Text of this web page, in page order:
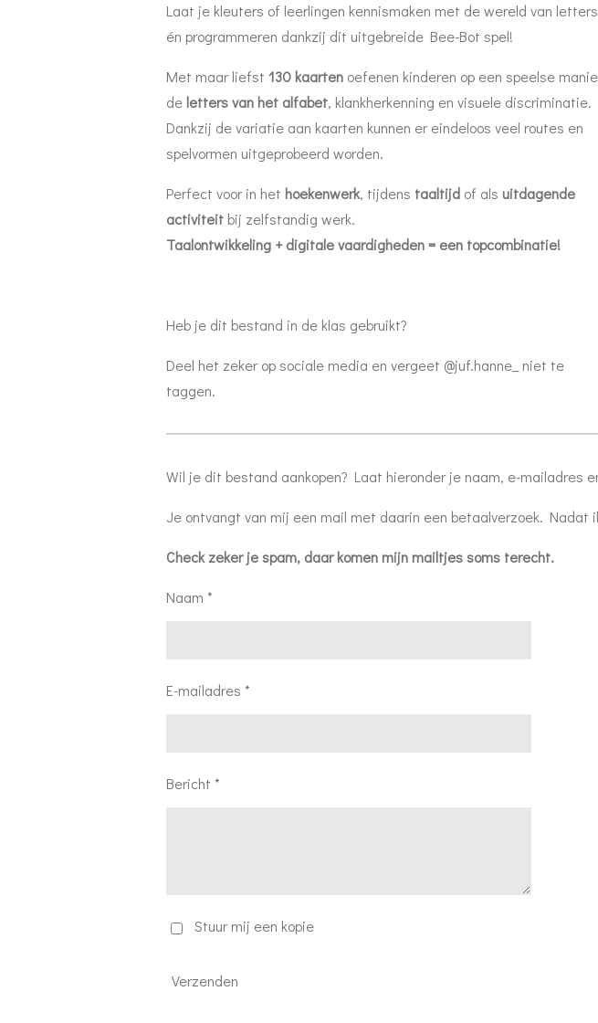
Laat je kleuters of leerlingen kennismaken met de wereld van letters
én programmeren dankzij dit uitgebreide Bee-Bot spel!
Met maar liefst 130 kaarten oefenen kinderen op een speelse
de letters van het alfabet, klankherkenning en visuele discriminatie.
Dankzij de variatie aan kaarten kunnen er eindeloos veel routes en
spelvormen uitgeprobeerd worden.
Perfect voor in het hoekenwerk, tijdens taaltijd of als uitdagende
activiteit bij zelfstandig werk.
Taalontwikkeling + digitale vaardigheden = een topcombinatie!
Heb je dit bestand in de klas gebruikt?
Deel het zeker op sociale media en vergeet @juf.hanne_ niet te
taggen.
Wil je dit bestand aankopen? Laat hieronder je naam, e-mailadres
Je ontvangt van mij een mail met daarin een betaalverzoek.
Check zeker je spam, daar komen mijn mailtjes soms terecht.
Naam *
E-mailadres *
Bericht *
Stuur mij een kopie
Verzenden